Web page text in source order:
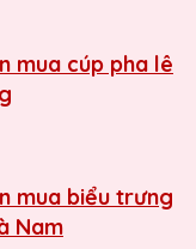
mua cúp pha lê
mua biểu trưng
Nam